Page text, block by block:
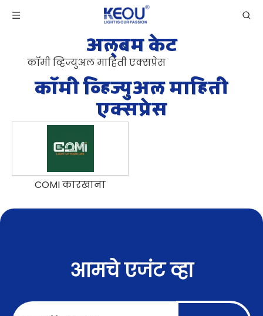
अल्बम केट
कॉमी व्हिज्युअल माहिती एक्सप्रेस
कॉमी व्हिज्युअल माहिती
एक्सप्रेस
COMI कारखाना
आमचे एजंट व्हा